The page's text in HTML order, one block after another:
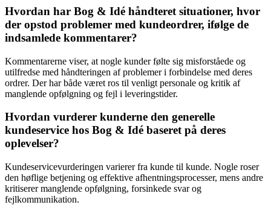
Hvordan har Bog & Idé håndteret situationer, hvor
der opstod problemer med kundeordrer, ifølge de
indsamlede kommentarer?
Kommentarerne viser, at nogle kunder følte sig misforståede og
utilfredse med håndteringen af problemer i forbindelse med deres
ordrer. Der har både været ros til venligt personale og kritik af
manglende opfølgning og fejl i leveringstider.
Hvordan vurderer kunderne den generelle
kundeservice hos Bog & Idé baseret på deres
oplevelser?
Kundeservicevurderingen varierer fra kunde til kunde. Nogle roser
den høflige betjening og effektive afhentningsprocesser, mens andre
kritiserer manglende opfølgning, forsinkede svar og
fejlkommunikation.